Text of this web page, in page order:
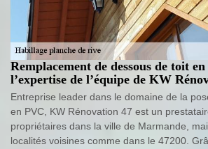
Remplacement de dessous de toit
l’expertise de l’équipe de KW
Entreprise leader dans le domaine de la
en PVC, KW Rénovation 47 est un
propriétaires dans la ville de Marmande,
localités voisines comme dans le 47200.